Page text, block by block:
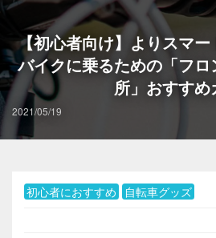
【初心者向け】よりスマ
バイクに乗るための「フ
所」おすすめ
2021/05/19
初心者におすすめ 自転車グッズ